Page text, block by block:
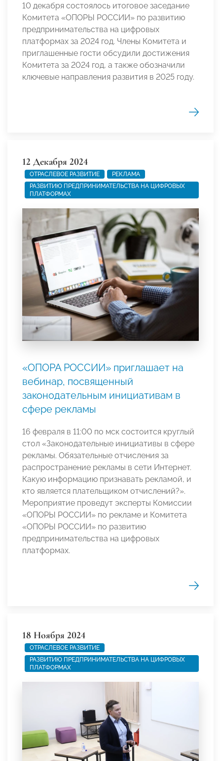
10 декабря состоялось итоговое заседание
Комитета «ОПОРЫ РОССИИ» по развитию
предпринимательства на цифровых
платформах за 2024 год. Члены Комитета и
приглашенные гости обсудили достижения
Комитета за 2024 год, а также обозначили
ключевые направления развития в 2025 году.
12 Декабря 2024
ОТРАСЛЕВОЕ РАЗВИТИЕ
РЕКЛАМА
РАЗВИТИЮ ПРЕДПРИНИМАТЕЛЬСТВА НА ЦИФРОВЫХ
ПЛАТФОРМАХ
«ОПОРА РОССИИ» приглашает на
вебинар, посвященный
законодательным инициативам в
сфере рекламы
16 февраля в 11:00 по мск состоится круглый
стол «Законодательные инициативы в сфере
рекламы. Обязательные отчисления за
распространение рекламы в сети Интернет.
Какую информацию признавать рекламой, и
кто является плательщиком отчислений?».
Мероприятие проведут эксперты Комиссии
«ОПОРЫ РОССИИ» по рекламе и Комитета
«ОПОРЫ РОССИИ» по развитию
предпринимательства на цифровых
платформах.
18 Ноября 2024
ОТРАСЛЕВОЕ РАЗВИТИЕ
РАЗВИТИЮ ПРЕДПРИНИМАТЕЛЬСТВА НА ЦИФРОВЫХ
ПЛАТФОРМАХ